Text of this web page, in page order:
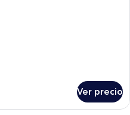
Ver precio